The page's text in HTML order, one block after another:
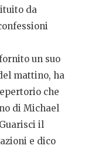
da
un suo
mattino, ha
che
di Michael
il
e dico